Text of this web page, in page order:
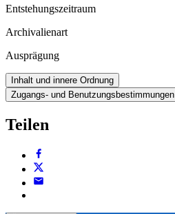
Entstehungszeitraum
Archivalienart
Ausprägung
Inhalt und innere Ordnung
Zugangs- und Benutzungsbestimmungen
Teilen